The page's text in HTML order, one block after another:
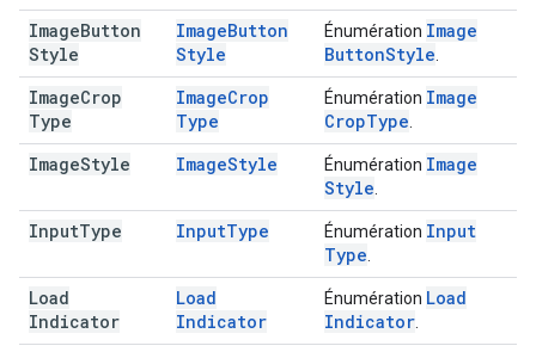
ImageButton
Style
ImageButton
Style
Énumération Image
ButtonStyle
ImageCrop
Type
ImageCrop
Type
Énumération Image
CropType
ImageStyle ImageStyle Énumération Image
Style
InputType InputType Énumération Input
Type
Load
Indicator
Load
Indicator
Énumération Load
Indicator